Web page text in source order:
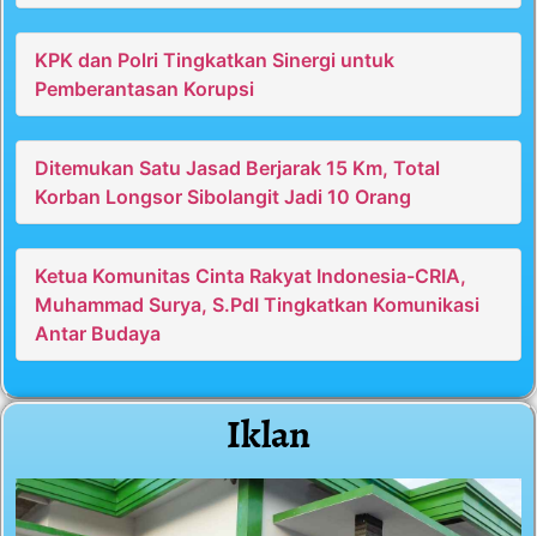
KPK dan Polri Tingkatkan Sinergi untuk
Pemberantasan Korupsi
Ditemukan Satu Jasad Berjarak 15 Km, Total
Korban Longsor Sibolangit Jadi 10 Orang
Ketua Komunitas Cinta Rakyat Indonesia-CRIA,
Muhammad Surya, S.PdI Tingkatkan Komunikasi
Antar Budaya
Iklan